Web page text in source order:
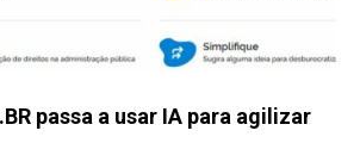
passa a usar IA para agilizar